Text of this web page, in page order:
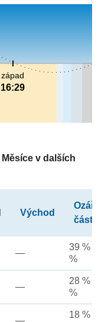
západ
16:29
Měsíce v dalších
Východ
část
—
39 %
%
—
28 %
%
18 %